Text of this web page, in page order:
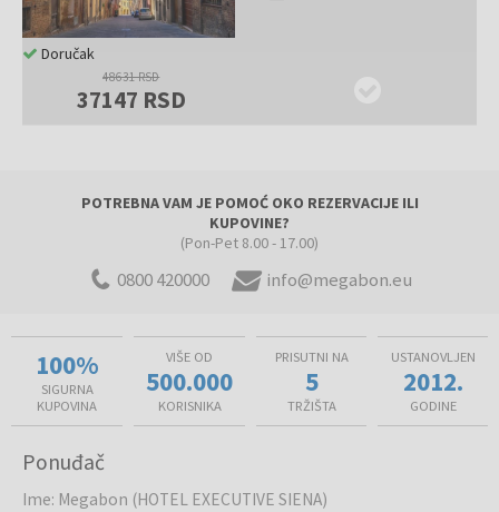
48631 RSD
37147 RSD
Doručak
POTREBNA VAM JE POMOĆ OKO REZERVACIJE ILI
KUPOVINE?
(Pon-Pet 8.00 - 17.00)
0800 420000 info@megabon.eu
100%
SIGURNA
KUPOVINA
VIŠE OD
500.000
KORISNIKA
PRISUTNI NA
5
TRŽIŠTA
USTANOVLJEN
2012.
GODINE
Ponuđač
Ime: Megabon (HOTEL EXECUTIVE SIENA)